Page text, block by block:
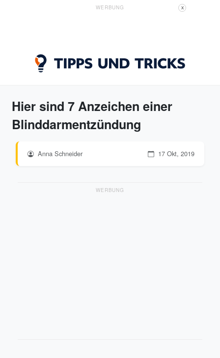
WERBUNG X
Hier sind 7 Anzeichen einer
Blinddarmentzündung
Anna Schneider 17 Okt, 2019
WERBUNG